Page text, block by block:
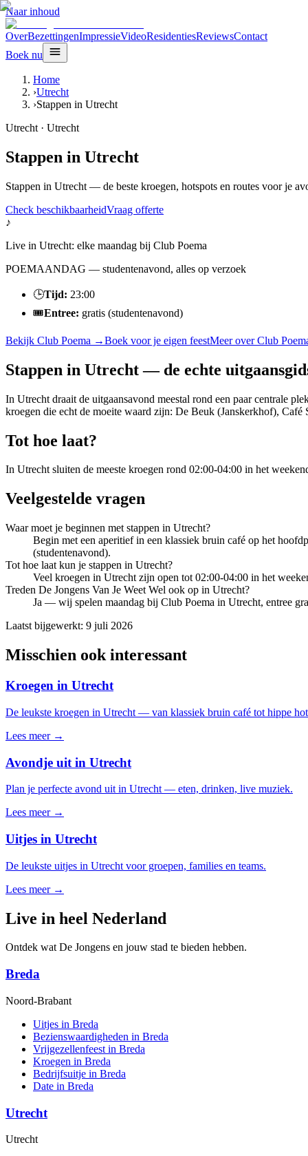
Naar inhoud
OverBezettingenImpressieVideoResidentiesReviewsContact
Boek nu
Home
›Utrecht
›Stappen in Utrecht
Utrecht · Utrecht
Stappen in Utrecht
Stappen in Utrecht — de beste kroegen, hotspots en routes voor je
Check beschikbaarheidVraag offerte
♪
Live in Utrecht: elke maandag bij Club Poema
POEMAANDAG — studentenavond, alles op verzoek
🕒Tijd: 23:00
🎟️Entree: gratis (studentenavond)
Bekijk Club Poema →Boek voor je eigen feestMeer overClub
Stappen in Utrecht — de echte
In Utrecht draait de uitgaansavond meestal rond een paar centrale
kroegen die echt de moeite waard zijn: De Beuk (Janskerkhof),
Tot hoe laat?
In Utrecht sluiten de meeste kroegen rond 02:00-04:00 in het
Veelgestelde vragen
Waar moet je beginnen met stappen in Utrecht?
Begin met een aperitief in een klassiek bruin café op het
(studentenavond).
Tot hoe laat kun je stappen in Utrecht?
Veel kroegen in Utrecht zijn open tot 02:00-04:00 in het
Treden De Jongens Van Je Weet Wel ook op in Utrecht?
Ja — wij spelen maandag bij Club Poema in Utrecht, entree
Laatst bijgewerkt: 9 juli 2026
Misschien ook interessant
Kroegen in Utrecht
De leukste kroegen in Utrecht — van klassiek bruin café tot hippe
Lees meer →
Avondje uit in Utrecht
Plan je perfecte avond uit in Utrecht — eten, drinken, live muziek.
Lees meer →
Uitjes in Utrecht
De leukste uitjes in Utrecht voor groepen, families en teams.
Lees meer →
Live in heel Nederland
Ontdek wat De Jongens en jouw stad te bieden hebben.
Breda
Noord-Brabant
Uitjes in Breda
Bezienswaardigheden in Breda
Vrijgezellenfeest in Breda
Kroegen in Breda
Bedrijfsuitje in Breda
Date in Breda
Utrecht
Utrecht